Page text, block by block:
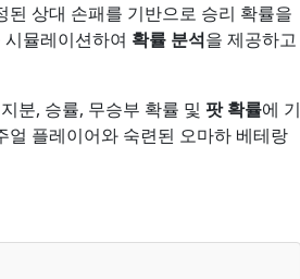
상대 손패를 기반으로 승리 확률을
뮬레이션하여 확률 분석을 제공하고
분, 승률, 무승부 확률 및 팟 확률에 기
얼 플레이어와 숙련된 오마하 베테랑